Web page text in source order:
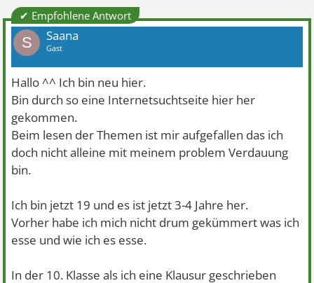
✔ Empfohlene Antwort
S Saana
Gast
Hallo ^^ Ich bin neu hier.
Bin durch so eine Internetsuchtseite hier her
gekommen.
Beim lesen der Themen ist mir aufgefallen das ich
doch nicht alleine mit meinem problem Verdauung
bin.
Ich bin jetzt 19 und es ist jetzt 3-4 Jahre her.
Vorher habe ich mich nicht drum gekümmert was ich
esse und wie ich es esse.
In der 10. Klasse als ich eine Klausur geschrieben